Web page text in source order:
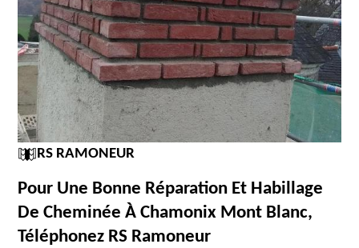
RS RAMONEUR
Pour Une Bonne Réparation Et Habillage
De Cheminée À Chamonix Mont Blanc,
Téléphonez RS Ramoneur